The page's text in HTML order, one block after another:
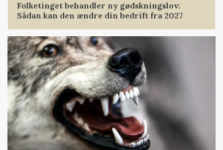
Folketinget behandler ny gødskningslov:
Sådan kan den ændre din bedrift fra 2027